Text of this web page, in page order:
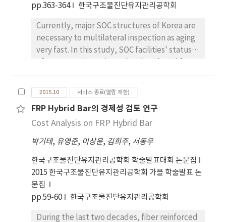
pp.363-364
한국구조물진단유지관리공학회
Currently, major SOC structures of Korea are
necessary to multilateral inspection as aging
very fast. In this study, SOC facilities' status
calculating Korean representative rating.
Also, after evaluation methods for rating of
international facilities were researched, they
were used as a base data for Korean
representative rating.
2015.10 서비스 종료(열람 제한)
FRP Hybrid Bar의 경제성 검토 연구
Cost Analysis on FRP Hybrid Bar
박기태, 유영준, 이상윤, 김희주, 서동우
한국구조물진단유지관리공학회 학술발표대회 논문집
2015 한국구조물진단유지관리공학회 가을 학술발표 논
문집
pp.59-60
한국구조물진단유지관리공학회
During the last two decades, fiber reinforced